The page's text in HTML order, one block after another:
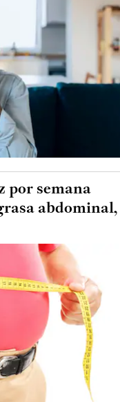
por semana
abdominal,